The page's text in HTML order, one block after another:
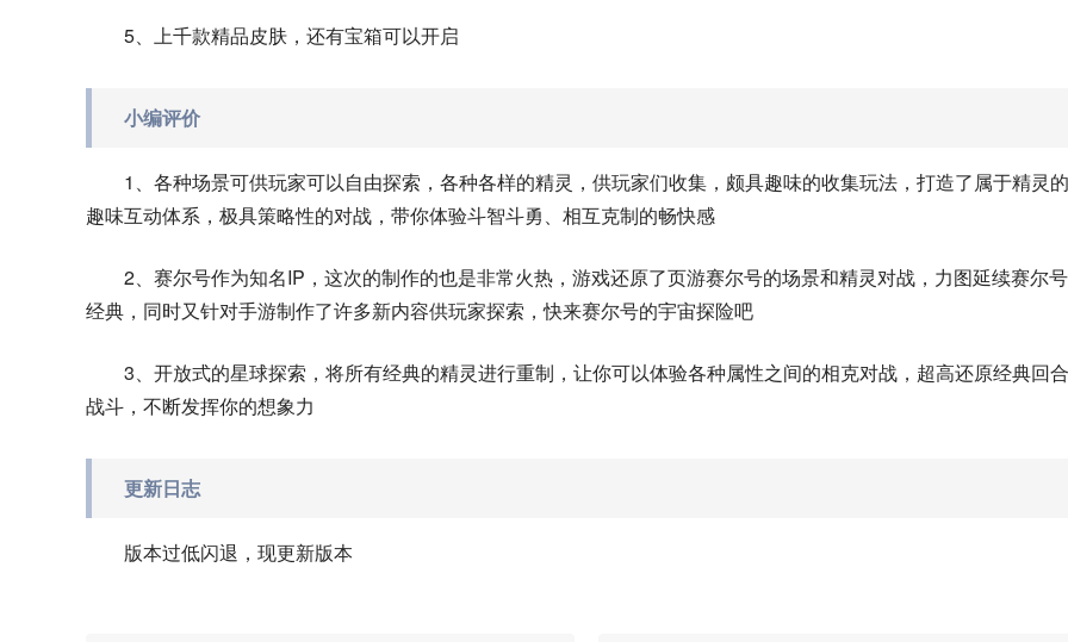
5、上千款精品皮肤，还有宝箱可以开启
小编评价
1、各种场景可供玩家可以自由探索，各种各样的精灵，供玩家们收集，颇具趣味的收集玩法，打造了属于精灵的
趣味互动体系，极具策略性的对战，带你体验斗智斗勇、相互克制的畅快感
2、赛尔号作为知名IP，这次的制作的也是非常火热，游戏还原了页游赛尔号的场景和精灵对战，力图延续赛尔
经典，同时又针对手游制作了许多新内容供玩家探索，快来赛尔号的宇宙探险吧
3、开放式的星球探索，将所有经典的精灵进行重制，让你可以体验各种属性之间的相克对战，超高还原经典回合
战斗，不断发挥你的想象力
更新日志
版本过低闪退，现更新版本